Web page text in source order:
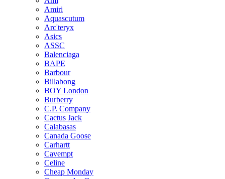
Amiri
Aquascutum
Arc'teryx
Asics
ASSC
Balenciaga
BAPE
Barbour
Billabong
BOY London
Burberry
C.P. Company
Cactus Jack
Calabasas
Canada Goose
Carhartt
Cavempt
Celine
Cheap Monday